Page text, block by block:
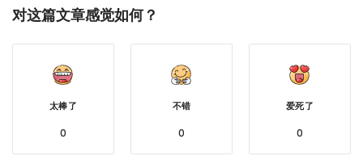
对这篇文章感觉如何？
太棒了
0
不错
0
爱死了
0